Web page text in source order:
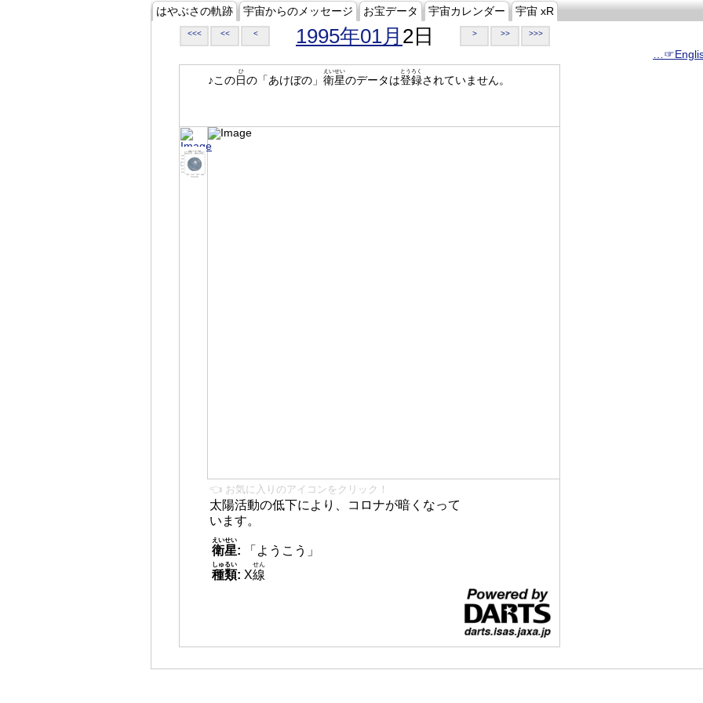
はやぶさの軌跡 宇宙からのメッセージ お宝データ 宇宙カレンダー 宇宙 xR
<<< << < 1995年01月 2日 > >> >>>
♪この日
ひ
の「あけぼの」 衛星
えいせい
のデータは登録
とうろく
されていません。
👈 お気に入りのアイコンをクリック！
太陽活動の低下により、コロナが暗くなって
います。
衛星
えいせい
:
「ようこう」
種類
しゅるい
: X線
せん